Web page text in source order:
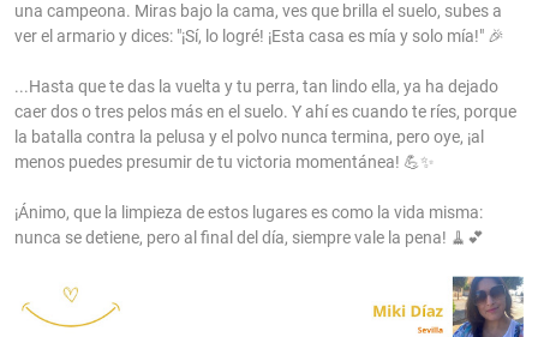
una campeona. Miras bajo la cama, ves que brilla el suelo, subes a
ver el armario y dices: "¡Sí, lo logré! ¡Esta casa es mía y solo mía!" 🎉
...Hasta que te das la vuelta y tu perra, tan lindo ella, ya ha dejado
caer dos o tres pelos más en el suelo. Y ahí es cuando te ríes, porque
la batalla contra la pelusa y el polvo nunca termina, pero oye, ¡al
menos puedes presumir de tu victoria momentánea! 💪✨
¡Ánimo, que la limpieza de estos lugares es como la vida misma:
nunca se detiene, pero al final del día, siempre vale la pena! 🧹💕